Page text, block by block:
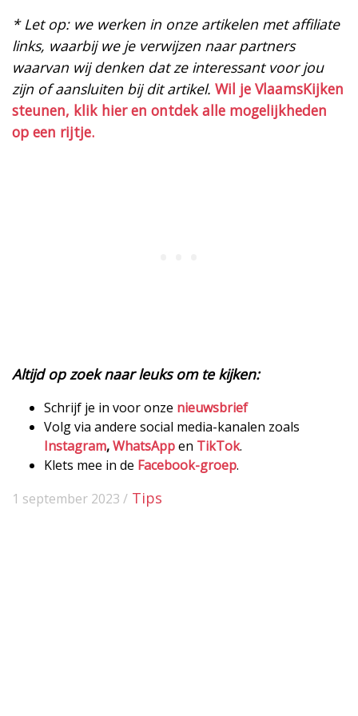
* Let op: we werken in onze artikelen met affiliate
links, waarbij we je verwijzen naar partners
waarvan wij denken dat ze interessant voor jou
zijn of aansluiten bij dit artikel. Wil je VlaamsKijken
steunen, klik hier en ontdek alle mogelijkheden
op een rijtje.
Altijd op zoek naar leuks om te kijken:
Schrijf je in voor onze nieuwsbrief
Volg via andere social media-kanalen zoals
Instagram,WhatsAppen TikTok.
Klets mee in de Facebook-groep.
1 september 2023 / Tips